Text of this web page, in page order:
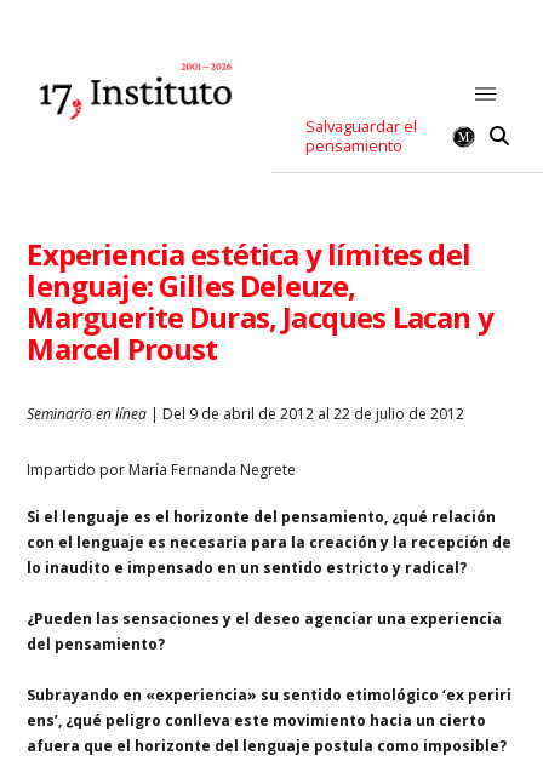
Salvaguardar el
pensamiento
Experiencia estética y límites del
lenguaje: Gilles Deleuze,
Marguerite Duras, Jacques Lacan y
Marcel Proust
Seminario en línea | Del 9 de abril de 2012 al 22 de julio de 2012
Impartido por María Fernanda Negrete
Si el lenguaje es el horizonte del pensamiento, ¿qué relación
con el lenguaje es necesaria para la creación y la recepción de
lo inaudito e impensado en un sentido estricto y radical?
¿Pueden las sensaciones y el deseo agenciar una experiencia
del pensamiento?
Subrayando en «experiencia» su sentido etimológico ‘ex periri
ens’, ¿qué peligro conlleva este movimiento hacia un cierto
afuera que el horizonte del lenguaje postula como imposible?